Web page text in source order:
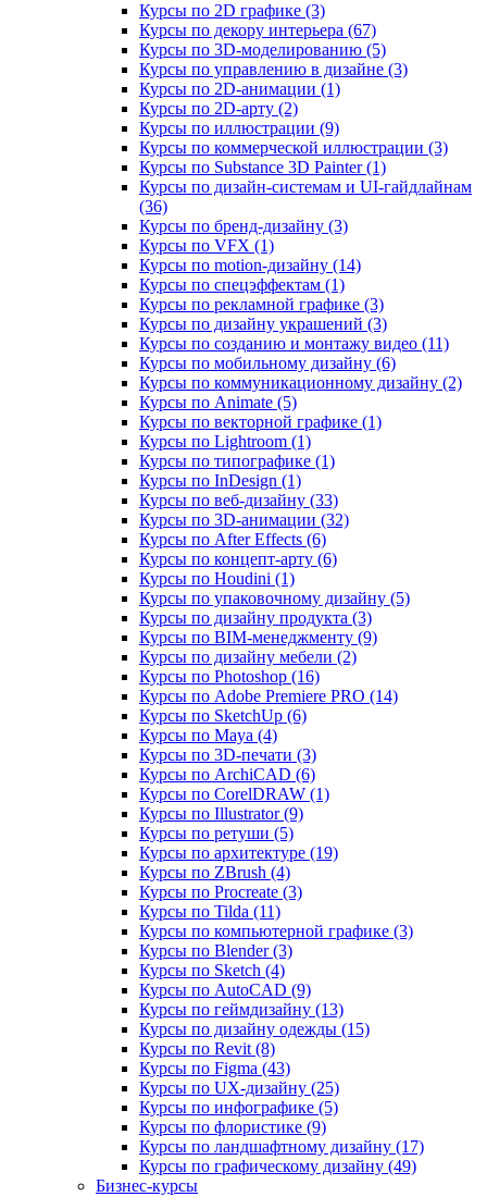
Курсы по 2D графике (3)
Курсы по декору интерьера (67)
Курсы по 3D‑моделированию (5)
Курсы по управлению в дизайне (3)
Курсы по 2D‑анимации (1)
Курсы по 2D‑арту (2)
Курсы по иллюстрации (9)
Курсы по коммерческой иллюстрации (3)
Курсы по Substance 3D Painter (1)
Курсы по дизайн-системам и UI-гайдлайнам
(36)
Курсы по бренд‑дизайну (3)
Курсы по VFX (1)
Курсы по motion-дизайну (14)
Курсы по спецэффектам (1)
Курсы по рекламной графике (3)
Курсы по дизайну украшений (3)
Курсы по созданию и монтажу видео (11)
Курсы по мобильному дизайну (6)
Курсы по коммуникационному дизайну (2)
Курсы по Animate (5)
Курсы по векторной графике (1)
Курсы по Lightroom (1)
Курсы по типографике (1)
Курсы по InDesign (1)
Курсы по веб‑дизайну (33)
Курсы по 3D‑анимации (32)
Курсы по After Effects (6)
Курсы по концепт‑арту (6)
Курсы по Houdini (1)
Курсы по упаковочному дизайну (5)
Курсы по дизайну продукта (3)
Курсы по BIM‑менеджменту (9)
Курсы по дизайну мебели (2)
Курсы по Photoshop (16)
Курсы по Adobe Premiere PRO (14)
Курсы по SketchUp (6)
Курсы по Maya (4)
Курсы по 3D-печати (3)
Курсы по ArchiCAD (6)
Курсы по CorelDRAW (1)
Курсы по Illustrator (9)
Курсы по ретуши (5)
Курсы по архитектуре (19)
Курсы по ZBrush (4)
Курсы по Procreate (3)
Курсы по Tilda (11)
Курсы по компьютерной графике (3)
Курсы по Blender (3)
Курсы по Sketch (4)
Курсы по AutoCAD (9)
Курсы по геймдизайну (13)
Курсы по дизайну одежды (15)
Курсы по Revit (8)
Курсы по Figma (43)
Курсы по UX‑дизайну (25)
Курсы по инфографике (5)
Курсы по флористике (9)
Курсы по ландшафтному дизайну (17)
Курсы по графическому дизайну (49)
Бизнес-курсы